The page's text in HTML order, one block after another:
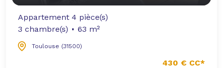
Appartement 4 pièce(s)
3 chambre(s)
63 m²
Toulouse (31500)
430 € CC*